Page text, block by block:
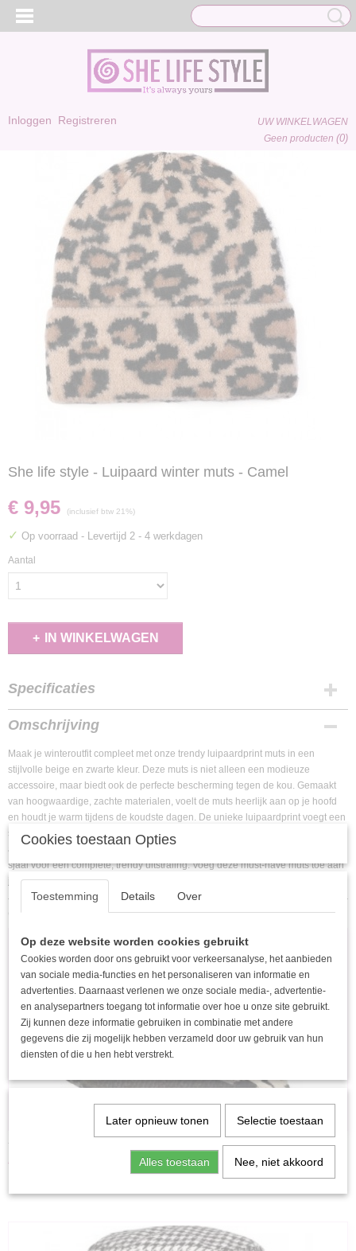
Inloggen Registreren
UW WINKELWAGEN
Geen producten (0)
She life style - Luipaard winter muts - Camel
€ 9,95 (inclusief btw 21%)
✓ Op voorraad - Levertijd 2 - 4 werkdagen
Aantal
IN WINKELWAGEN
Specificaties
EAN code
6153328752732
Omschrijving
Maak je winteroutfit compleet met onze trendy luipaardprint muts in een
stijlvolle beige en zwarte kleur. Deze muts is niet alleen een modieuze
accessoire, maar biedt ook de perfecte bescherming tegen de kou. Gemaakt
van hoogwaardige, zachte materialen, voelt de muts heerlijk aan op je hoofd
en houdt je warm tijdens de koudste dagen. De unieke luipaardprint voegt een
speelse touch toe aan elke look, of je nu een casual dagje uit hebt of een
avondje uit gaat. Combineer hem met je favoriete winterjacket of een dikke
sjaal voor een complete, trendy uitstraling. Voeg deze must-have muts toe aan
je collectie en maak een statement deze winter!
Ook interessant
YWG - Vissershoedje dierenprint Beige Acryl
€ 9,95
Cookies toestaan Opties
Toestemming Details Over
Op deze website worden cookies gebruikt
Cookies worden door ons gebruikt voor verkeersanalyse, het aanbieden
van sociale media-functies en het personaliseren van informatie en
advertenties. Daarnaast verlenen we onze sociale media-, advertentie-
en analysepartners toegang tot informatie over hoe u onze site gebruikt.
Zij kunnen deze informatie gebruiken in combinatie met andere
gegevens die zij mogelijk hebben verzameld door uw gebruik van hun
diensten of die u hen hebt verstrekt.
Later opnieuw tonen Selectie toestaan
Alles toestaan Nee, niet akkoord